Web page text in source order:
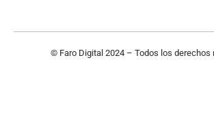
© Faro Digital 2024 – Todos los derechos